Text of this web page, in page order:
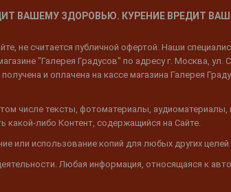
ВАШЕМУ ЗДОРОВЬЮ. КУРЕНИЕ ВРЕДИТ
не считается публичной офертой. Наши
"Галерея Градусов" по адресу г. Москва, ул.
и оплачена на кассе магазина Галерея
числе тексты, фотоматериалы, аудиоматериалы,
какой-либо Контент, содержащийся на Сайте.
или использование копий для любых других целей
Любая информация, относящаяся к